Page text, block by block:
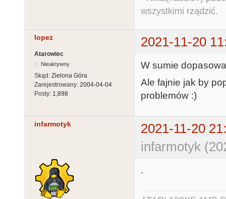
wszystkimi rządzić.
lopez 2021-11-20
Atarowiec
Nieaktywny
Skąd: Zielona Góra
Zarejestrowany: 2004-04-04
Posty: 1,898
W sumie
Ale fajnie jak by
problemów :)
infarmotyk
2021-11-20
infarmotyk
.